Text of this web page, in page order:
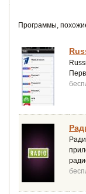
Программы,